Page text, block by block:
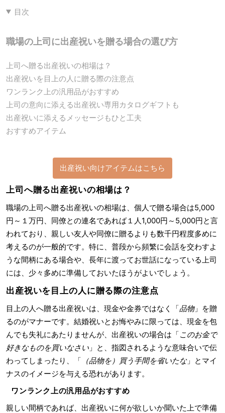
目次
職場の上司に出産祝いを贈る場合の選び方
上司へ贈る出産祝いの相場は？
出産祝いを目上の人に贈る際の注意点
ワンランク上の汎用品がおすすめ
上司の意向に添える出産祝い専用カタログギフトも
出産祝いに添えるメッセージもひと工夫
おすすめアイテム
出産祝い向けアイテムはこちら
上司へ贈る出産祝いの相場は？
職場の上司へ贈る出産祝いの相場は、個人で贈る場合は5,000
円～１万円、同僚との連名であれば１人1,000円～5,000円と言
われており、親しい友人や同僚に贈るよりも数千円程度多めに
考えるのが一般的です。特に、普段から頻繁に会話を交わすよ
うな間柄にある場合や、長年に渡ってお世話になっている上司
には、少々多めに準備しておいたほうがよいでしょう。
出産祝いを目上の人に贈る際の注意点
目上の人へ贈る出産祝いは、現金や金券ではなく「品物」を贈
るのがマナーです。結婚祝いとお悔やみに限っては、現金を包
んでも失礼にあたりませんが、出産祝いの場合は「このお金で
好きなものを買いなさい 」と、指図されるような意味合いで伝
わってしまったり、「 （品物を）買う手間を省いたな」とマイ
ナスのイメージを与える恐れがあります。
ワンランク上の汎用品がおすすめ
親しい間柄であれば、出産祝いに何が欲しいか聞いた上で準備